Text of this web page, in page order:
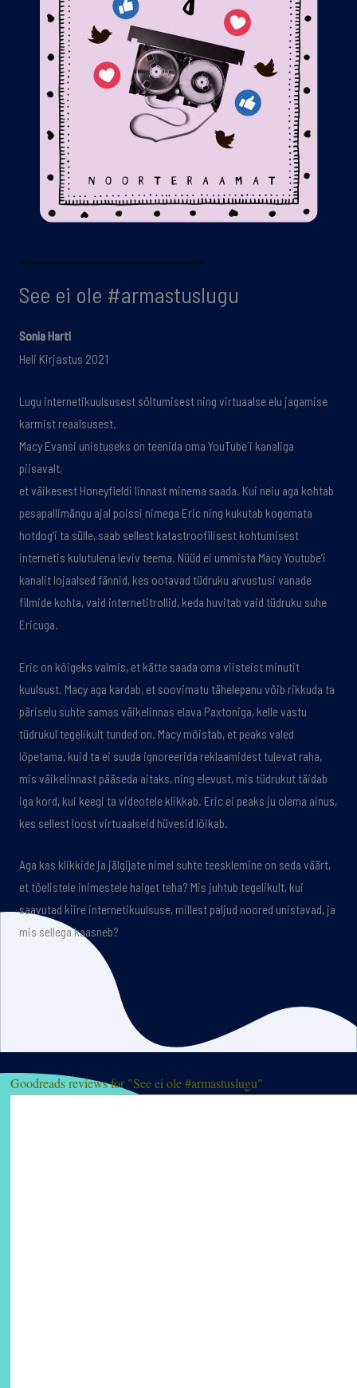
See ei ole #armastuslugu
Sonia Hartl
Heli Kirjastus 2021
Lugu internetikuulsusest sõltumisest ning virtuaalse elu jagamise
karmist reaalsusest.
Macy Evansi unistuseks on teenida oma YouTube´i kanaliga
piisavalt,
et väikesest Honeyfieldi linnast minema saada. Kui neiu aga kohtab
pesapallimängu ajal poissi nimega Eric ning kukutab kogemata
hotdog’i ta sülle, saab sellest katastroofilisest kohtumisest
internetis kulutulena leviv teema. Nüüd ei ummista Macy Youtube’i
kanalit lojaalsed fännid, kes ootavad tüdruku arvustusi vanade
filmide kohta, vaid internetitrollid, keda huvitab vaid tüdruku suhe
Ericuga.
Eric on kõigeks valmis, et kätte saada oma viisteist minutit
kuulsust. Macy aga kardab, et soovimatu tähelepanu võib rikkuda ta
päriselu suhte samas väikelinnas elava Paxtoniga, kelle vastu
tüdrukul tegelikult tunded on. Macy mõistab, et peaks valed
lõpetama, kuid ta ei suuda ignoreerida reklaamidest tulevat raha,
mis väikelinnast pääseda aitaks, ning elevust, mis tüdrukut täidab
iga kord, kui keegi ta videotele klikkab. Eric ei peaks ju olema ainus,
kes sellest loost virtuaalseid hüvesid lõikab.
Aga kas klikkide ja jälgijate nimel suhte teesklemine on seda väärt,
et tõelistele inimestele haiget teha? Mis juhtub tegelikult, kui
saavutad kiire internetikuulsuse, millest paljud noored unistavad, ja
mis sellega kaasneb?
Goodreads reviews for "See ei ole #armastuslugu"